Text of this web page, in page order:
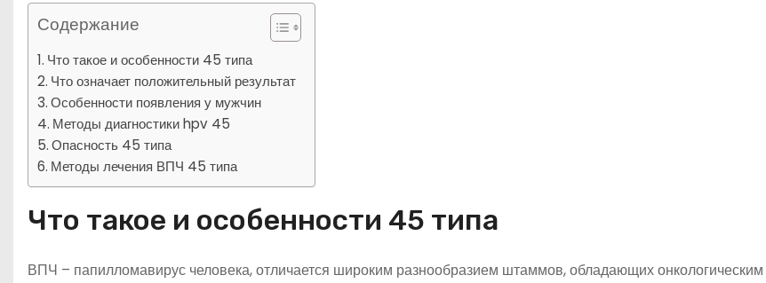
Содержание
Что такое и особенности 45 типа
Что означает положительный результат
Особенности появления у мужчин
Методы диагностики hpv 45
Опасность 45 типа
Методы лечения ВПЧ 45 типа
Что такое и особенности 45 типа
ВПЧ – папилломавирус человека, отличается широким разнообразием штаммов, обладающих